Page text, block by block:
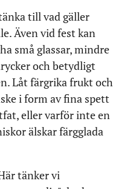
till vad gäller
Även vid fest kan
små glassar, mindre
och betydligt
Låt färgrika frukt och
i form av fina spett
eller varför inte en
älskar färgglada
tänker vi